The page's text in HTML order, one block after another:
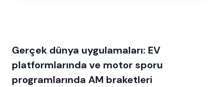
Gerçek dünya uygulamaları: EV
platformlarında ve motor sporu
programlarında AM braketleri